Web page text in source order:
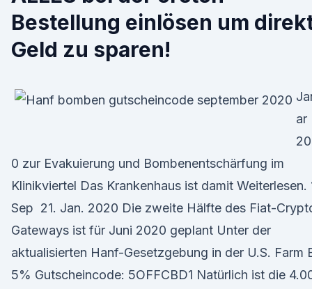
Bestellung einlösen um
Geld zu sparen!
ar
0 zur Evakuierung und Bombenentschärfung im
Klinikviertel Das Krankenhaus ist damit Weiterlesen.
Sep 21. Jan. 2020 Die zweite Hälfte des Fiat-
Gateways ist für Juni 2020 geplant Unter der
aktualisierten Hanf-Gesetzgebung in der U.S. Farm
5% Gutscheincode: 5OFFCBD1 Natürlich ist die